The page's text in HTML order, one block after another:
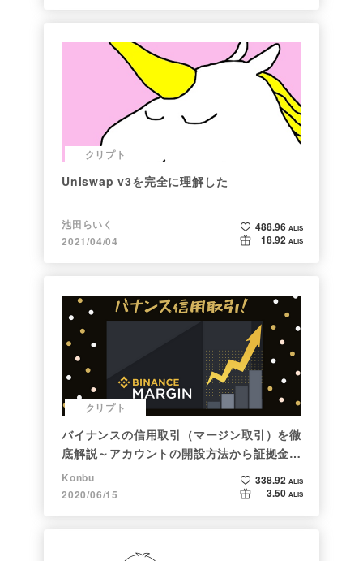
クリプト
Uniswap v3を完全に理解した
池田らいく
2021/04/04
488.96 ALIS
18.92 ALIS
クリプト
バイナンスの信用取引（マージン取引）を徹
底解説～アカウントの開設方法から証拠金計
算例まで～
Konbu
2020/06/15
338.92 ALIS
3.50 ALIS